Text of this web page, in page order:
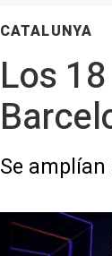
CATALUNYA
Los
Se